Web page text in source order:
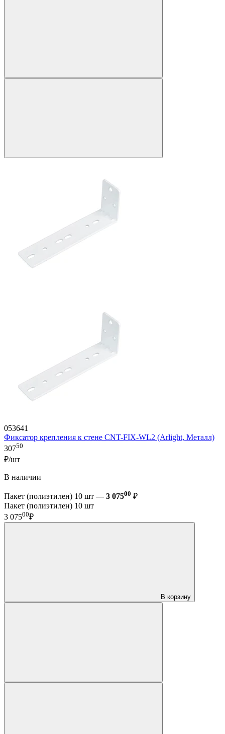
053641
Фиксатор крепления к стене CNT-FIX-WL2 (Arlight, Металл)
30750
₽/шт
В наличии
Пакет (полиэтилен) 10 шт — 3 07500 ₽
Пакет (полиэтилен) 10 шт
3 07500₽
В корзину